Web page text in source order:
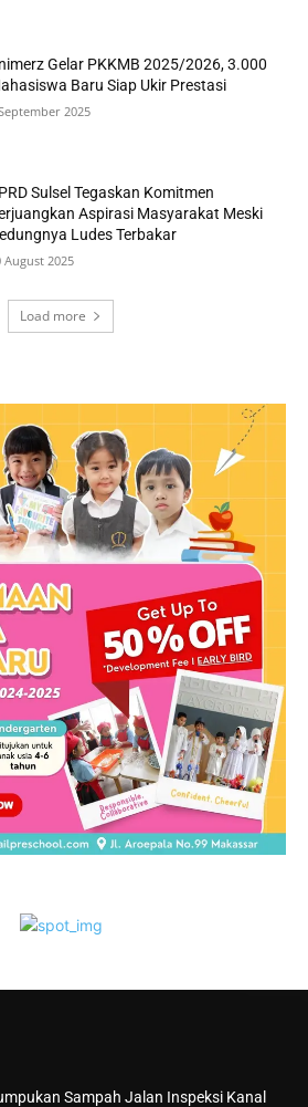
Gelar PKKMB 2025/2026, 3.000
Baru Siap Ukir Prestasi
2025
Sulsel Tegaskan Komitmen
Aspirasi Masyarakat Meski
Ludes Terbakar
August 2025
Load more
Sampah Jalan Inspeksi Kanal